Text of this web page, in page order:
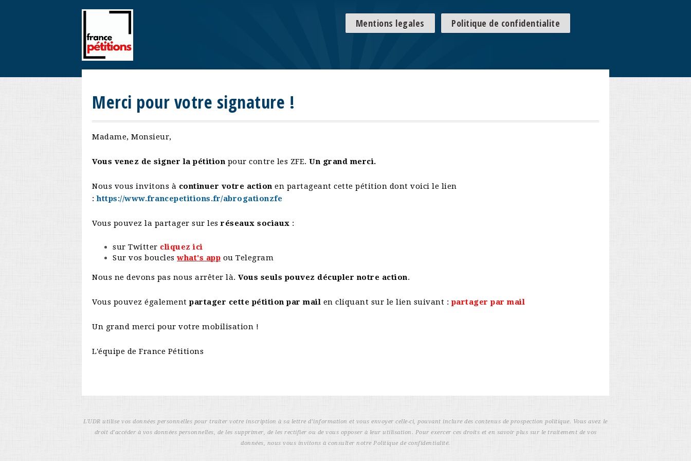
Mentions legales Politique de confidentialite
Merci pour votre signature !
Madame, Monsieur,
Vous venez de signer la pétition pour contre les ZFE. Un grand merci.
Nous vous invitons à continuer votre action en partageant cette pétition dont voici le lien
:https://www.francepetitions.fr/abrogationzfe
Vous pouvez la partager sur lesréseaux sociaux :
sur Twitter cliquez ici
Sur vos boucles what's app ou Telegram
Nous ne devons pas nous arrêter là. Vous seuls pouvez décupler notre action.
Vous pouvez égalementpartager cette pétition par mail en cliquant sur le lien suivant :partager par mail
Un grand merci pour votre mobilisation !
L'équipe de France Pétitions
L'UDR utilise vos données personnelles pour traiter votre inscription à sa lettre d’information et vous envoyer celle-ci, pouvant inclure des contenus de prospection politique. Vous avez le
droit d’accéder à vos données personnelles, de les supprimer, de les rectifier ou de vous opposer à leur utilisation. Pour exercer ces droits et en savoir plus sur le traitement de vos
données, nous vous invitons à consulter notre Politique de confidentialité.